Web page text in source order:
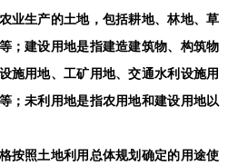
业生产的土地，包括耕地、林地、草
；建设用地是指建造建筑物、构筑物
施用地、工矿用地、交通水利设施用
；未利用地是指农用地和建设用地以
按照土地利用总体规划确定的用途使